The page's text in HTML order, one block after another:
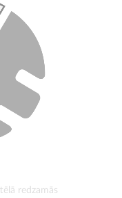
redzamās